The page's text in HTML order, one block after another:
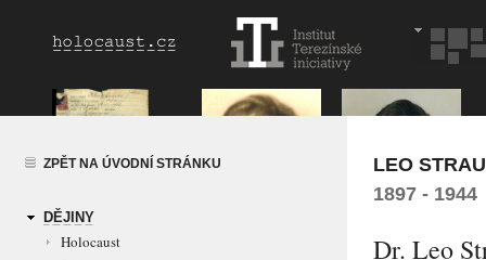
ZPĚT NA ÚVODNÍ STRÁNKU
DĚJINY
Holocaust
LEO
1897 - 1944
Dr. Leo